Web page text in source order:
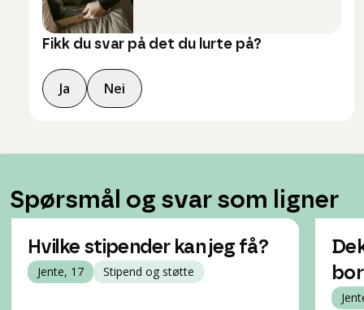
Fikk du svar på det du lurte på?
Ja Nei
Spørsmål og svar som ligner
Hvilke stipender kan jeg få?
Jente, 17 Stipend og støtte